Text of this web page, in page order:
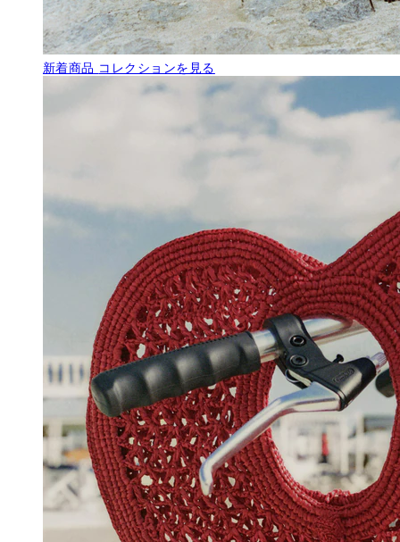
新着商品 コレクションを見る